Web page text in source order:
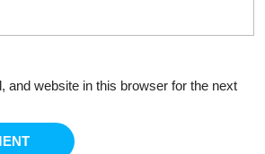
and website in this browser for the next